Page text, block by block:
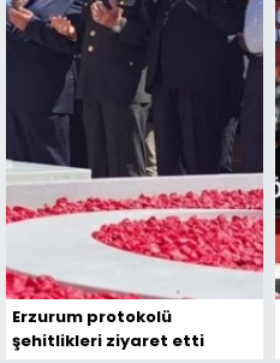
Erzurum protokolü
şehitlikleri ziyaret etti